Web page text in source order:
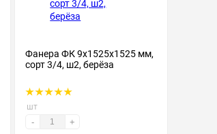
Фанера ФК 9х1525х1525 мм,
сорт 3/4, ш2, берёза
шт
- +